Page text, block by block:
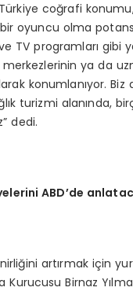
coğrafi
oyuncu olma
TV programları gibi
ya da
konumlanıyor.
turizmi
dedi.
ABD’de
artırmak için
Kurucusu Birnaz